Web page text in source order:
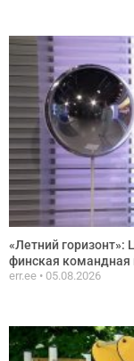
«Летний
финская командная
err.ee 05.08.2026